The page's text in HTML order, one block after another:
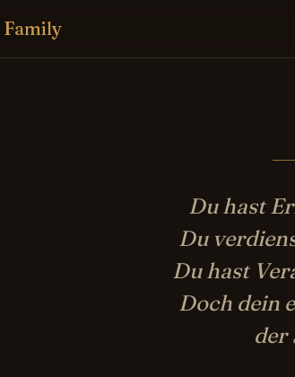
Family
Du hast
Du
Du hast
Doch dein
der